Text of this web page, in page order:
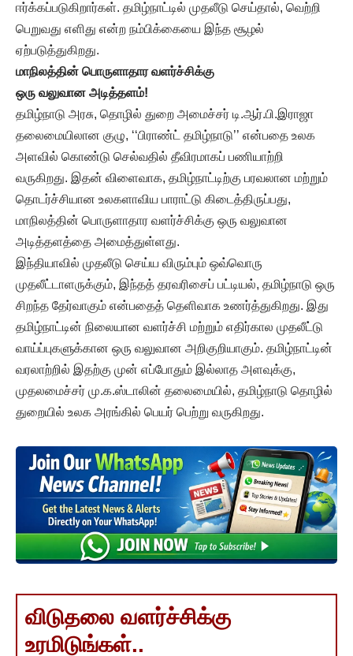
ஈர்க்கப்படுகிறார்கள். தமிழ்நாட்டில் முதலீடு செய்தால், வெற்றி
பெறுவது எளிது என்ற நம்பிக்கையை இந்த சூழல்
ஏற்படுத்துகிறது.
மாநிலத்தின் பொருளாதார வளர்ச்சிக்கு
ஒரு வலுவான அடித்தளம்!
தமிழ்நாடு அரசு, தொழில் துறை அமைச்சர் டி.ஆர்.பி.இராஜா
தலைமையிலான குழு, ‘‘பிராண்ட் தமிழ்நாடு’’ என்பதை உலக
அளவில் கொண்டு செல்வதில் தீவிரமாகப் பணியாற்றி
வருகிறது. இதன் விளைவாக, தமிழ்நாட்டிற்கு பரவலான மற்றும்
தொடர்ச்சியான உலகளாவிய பாராட்டு கிடைத்திருப்பது,
மாநிலத்தின் பொருளாதார வளர்ச்சிக்கு ஒரு வலுவான
அடித்தளத்தை அமைத்துள்ளது.
இந்தியாவில் முதலீடு செய்ய விரும்பும் ஒவ்வொரு
முதலீட்டாளருக்கும், இந்தத் தரவரிசைப் பட்டியல், தமிழ்நாடு ஒரு
சிறந்த தேர்வாகும் என்பதைத் தெளிவாக உணர்த்துகிறது. இது
தமிழ்நாட்டின் நிலையான வளர்ச்சி மற்றும் எதிர்கால முதலீட்டு
வாய்ப்புகளுக்கான ஒரு வலுவான அறிகுறியாகும். தமிழ்நாட்டின்
வரலாற்றில் இதற்கு முன் எப்போதும் இல்லாத அளவுக்கு,
முதலமைச்சர் மு.க.ஸ்டாலின் தலைமையில், தமிழ்நாடு தொழில்
துறையில் உலக அரங்கில் பெயர் பெற்று வருகிறது.
விடுதலை வளர்ச்சிக்கு
உரமிடுங்கள்..